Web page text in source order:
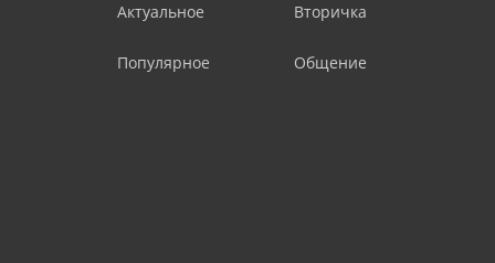
Актуальное
Популярное
Вторичка
Общение